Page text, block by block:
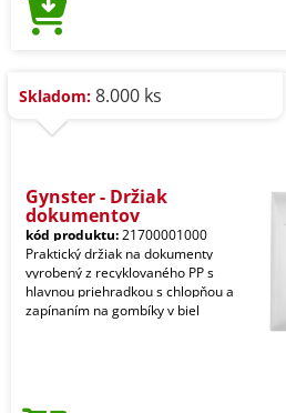
Skladom: 8.000 ks
Gynster - Držiak
dokumentov
kód produktu:21700001000
Praktický držiak na dokumenty
vyrobený z recyklovaného PP s
hlavnou priehradkou s chlopňou a
zapínaním na gombíky v biel